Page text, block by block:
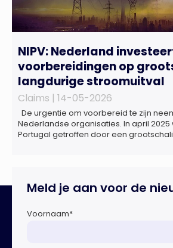
NIPV: Nederland
voorbereidingen op
langdurige stroomuitval
Claims | 14-05-2026
De urgentie om voorbereid te zijn
Nederlandse organisaties. In april
Portugal getroffen door een
noodaggregaten.Begin dit jaar vond
Meld je aan voor de
Voornaam*